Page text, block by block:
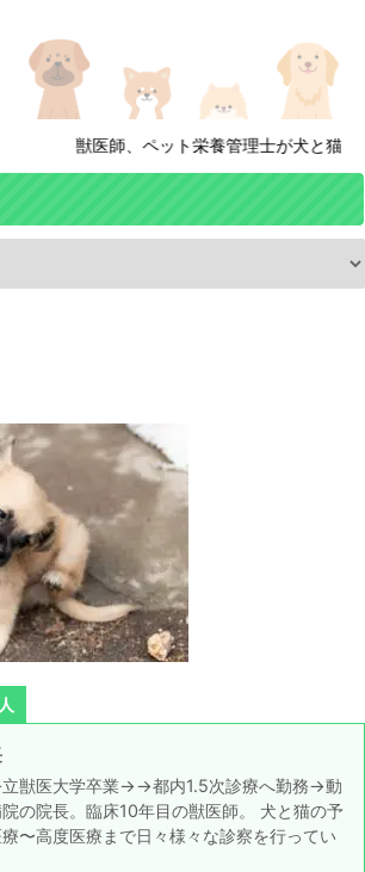
獣医師、ペット栄養管理士が犬と猫の
立獣医大学卒業→→都内1.5次診療へ勤務→動
の院長。臨床10年目の獣医師。 犬と猫の予
〜高度医療まで日々様々な診察を行ってい